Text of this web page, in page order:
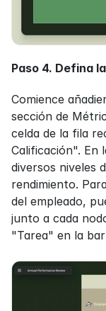
Paso 4. Defina
Comience
sección de
celda de la fila
Calificación". En
diversos niveles
rendimiento.
del empleado,
junto a cada
"Tarea" en la